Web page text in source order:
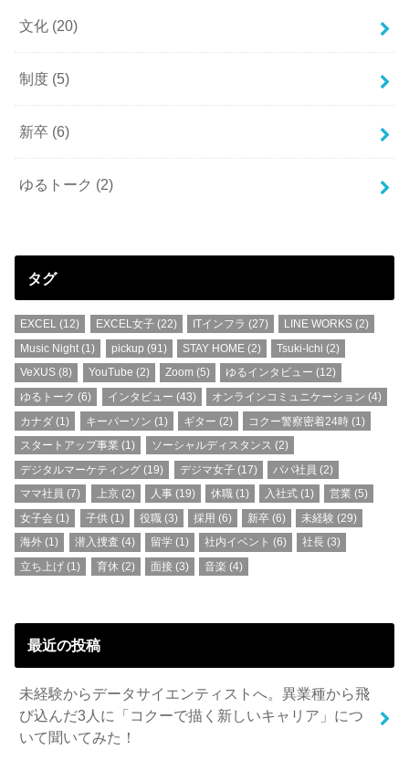
文化 (20)
制度 (5)
新卒 (6)
ゆるトーク (2)
タグ
EXCEL (12) EXCEL女子(22) ITインフラ (27) LINE WORKS (2)
Music Night (1) pickup (91) STAY HOME(2) Tsuki-Ichi (2)
VeXUS (8) YouTube (2) Zoom (5) ゆるインタビュー (12)
ゆるトーク (6) インタビュー (43) オンラインコミュニケーション (4)
カナダ (1) キーパーソン (1) ギター (2) コクー警察密着24時 (1)
スタートアップ事業 (1) ソーシャルディスタンス (2)
デジタルマーケティング (19) デジマ女子(17) パパ社員 (2)
ママ社員 (7) 上京(2) 人事(19) 休職 (1) 入社式 (1) 営業 (5)
女子会 (1) 子供(1) 役職(3) 採用 (6) 新卒 (6) 未経験 (29)
海外 (1) 潜入捜査 (4) 留学(1) 社内イベント (6) 社長 (3)
立ち上げ (1) 育休 (2) 面接(3) 音楽 (4)
最近の投稿
未経験からデータサイエンティストへ。異業種から飛
び込んだ3人に「コクーで描く新しいキャリア」につ
いて聞いてみた！